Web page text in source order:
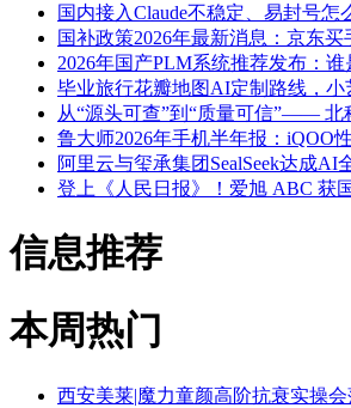
国内接入Claude不稳定、易封号
国补政策2026年最新消息：京东
2026年国产PLM系统推荐发布：
毕业旅行花瓣地图AI定制路线，小
从“源头可查”到“质量可信”—— 北
鲁大师2026年手机半年报：iQOO
阿里云与玺承集团SealSeek达成
登上《人民日报》！爱旭 ABC 获
信息推荐
本周热门
西安美莱|魔力童颜高阶抗衰实操